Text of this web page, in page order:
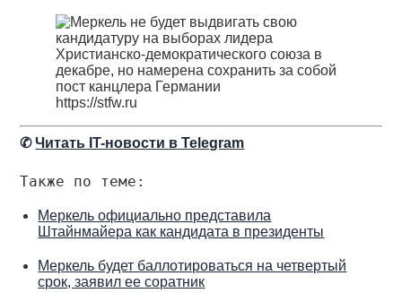
https://stfw.ru
✆Читать IT-новости в Telegram
Также по теме:
Меркель официально представила
Штайнмайера как кандидата в президенты
Меркель будет баллотироваться на четвертый
срок, заявил ее соратник